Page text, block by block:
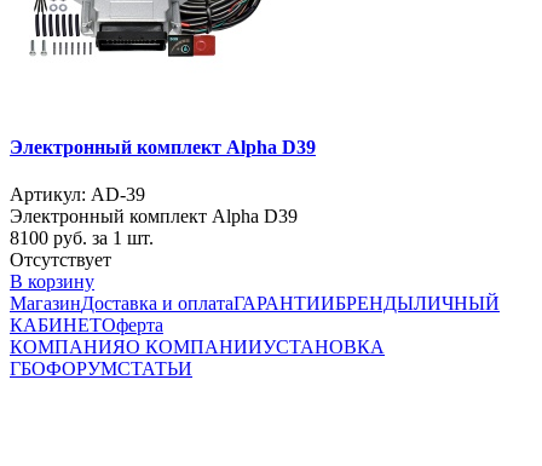
Электронный комплект Alpha D39
Артикул: AD-39
Электронный комплект Alpha D39
8100 руб. за 1 шт.
Отсутствует
В корзину
МагазинДоставка и оплатаГАРАНТИИБРЕНДЫЛИЧНЫЙ
КАБИНЕТОферта
КОМПАНИЯО КОМПАНИИУСТАНОВКА
ГБОФОРУМСТАТЬИ